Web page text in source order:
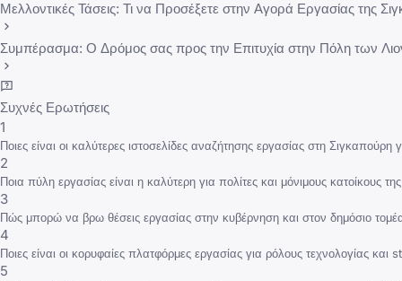
Μελλοντικές Τάσεις: Τι να Προσέξετε στην Αγορά Εργασίας της
Συμπέρασμα: Ο Δρόμος σας προς την Επιτυχία στην Πόλη των
Συχνές Ερωτήσεις
1
Ποιες είναι οι καλύτερες ιστοσελίδες αναζήτησης εργασίας στη Σιγκαπούρη
2
Ποια πύλη εργασίας είναι η καλύτερη για πολίτες και μόνιμους κατοίκους
3
Πώς μπορώ να βρω θέσεις εργασίας στην κυβέρνηση και στον δημόσιο
4
Ποιες είναι οι κορυφαίες πλατφόρμες εργασίας για ρόλους τεχνολογίας
5